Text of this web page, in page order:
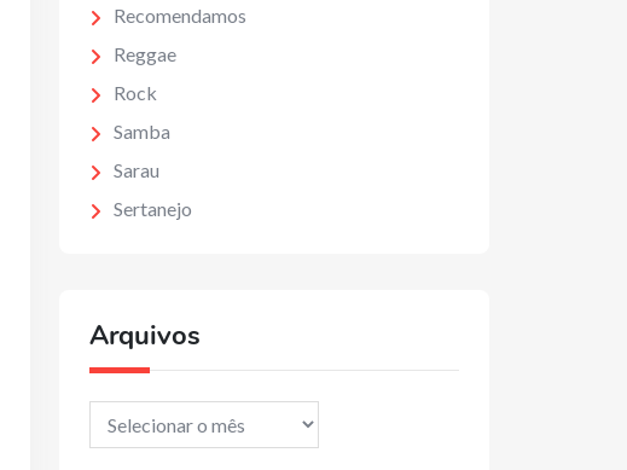
Recomendamos
Reggae
Rock
Samba
Sarau
Sertanejo
Arquivos
Arquivos